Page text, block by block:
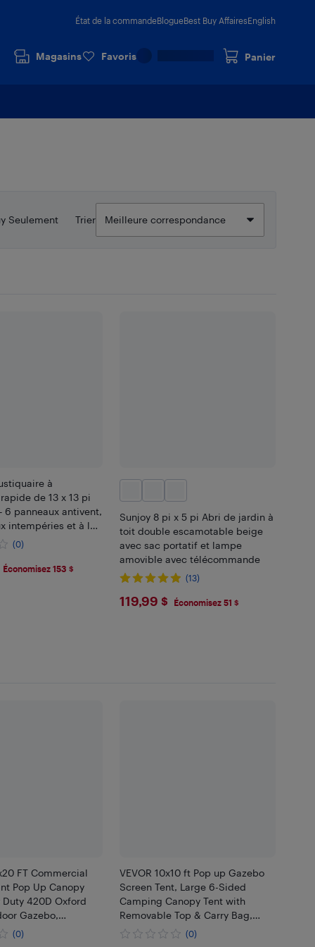
État de la commandeBlogueBest Buy AffairesEnglish
Magasins Favoris Panier
Seulement Trier
à
de 13 x 13 pi
6 panneaux antivent,
intempéries et à la
filet – idéale pour
(0)
Économisez 153 $
Sunjoy 8 pi x 5 pi Abri de jardin à
toit double escamotable beige
avec sac portatif et lampe
amovible avec télécommande
(13)
$119.99
119,99 $ Économisez 51 $
FT Commercial
Pop Up Canopy
Duty 420D Oxford
Gazebo,
Removable
(0)
VEVOR 10x10 ft Pop up Gazebo
Screen Tent, Large 6-Sided
Camping Canopy Tent with
Removable Top & Carry Bag,
Quick-Set & Bite-Proof,Screen
(0)